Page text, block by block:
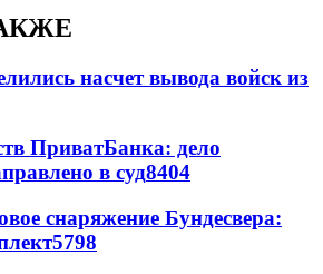
насчет вывода войск из
ПриватБанка: дело
в суд8404
снаряжение Бундесвера:
5798